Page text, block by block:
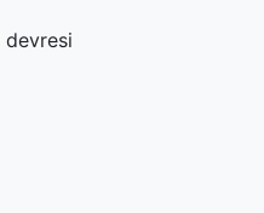
devresi